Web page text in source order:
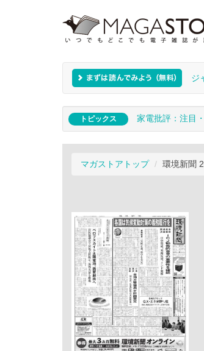
ジ
トピックス 家電批評：注目
マガストアトップ 環境新聞